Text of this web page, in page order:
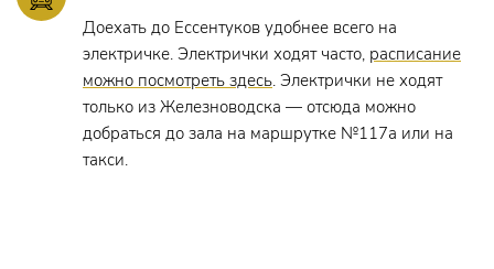
Доехать до Ессентуков удобнее всего на
электричке. Электрички ходят часто, расписание
можно посмотреть здесь. Электрички не ходят
только из Железноводска — отсюда можно
добраться до зала на маршрутке №117а или на
такси.